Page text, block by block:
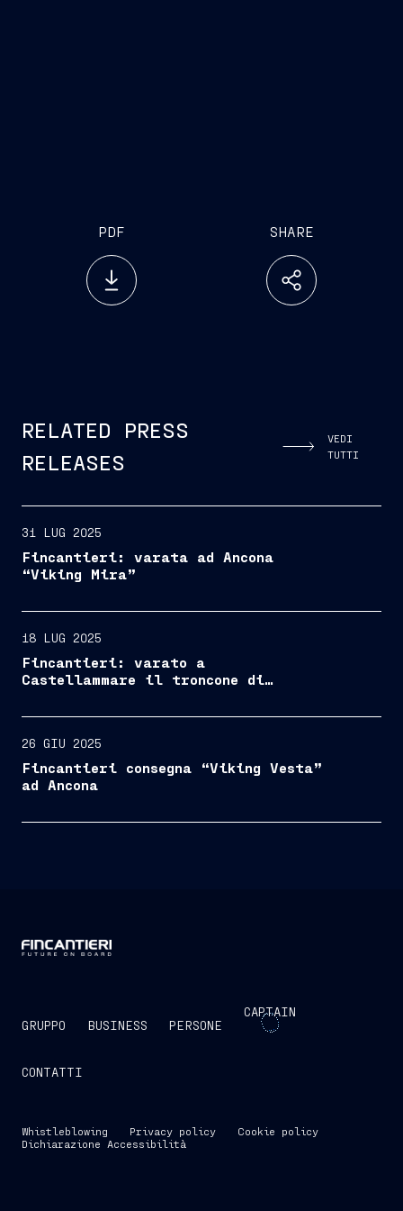
PDF SHARE
RELATED PRESS
RELEASES
VEDI
TUTTI
31 LUG 2025
Fincantieri: varata ad Ancona
“Viking Mira”
18 LUG 2025
Fincantieri: varato a
Castellammare il troncone di
26 GIU 2025
Fincantieri consegna “Viking Vesta”
ad Ancona
GRUPPO BUSINESS PERSONE
CAPTAIN
CONTATTI
Whistleblowing Privacy policy
Cookie policy
Dichiarazione Accessibilità